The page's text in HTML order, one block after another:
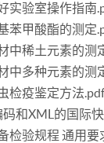
实验室操作指南
苯甲酸酯的测定
中稀土元素的测
中多种元素的测
检疫鉴定方法
和XML的国际
检验规程 通用要